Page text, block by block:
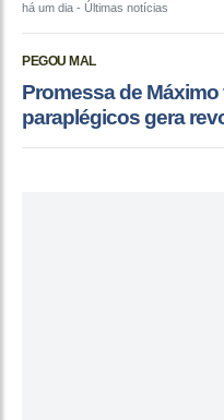
há um dia - Últimas notícias
PEGOU MAL
Promessa de
paraplégicos gera